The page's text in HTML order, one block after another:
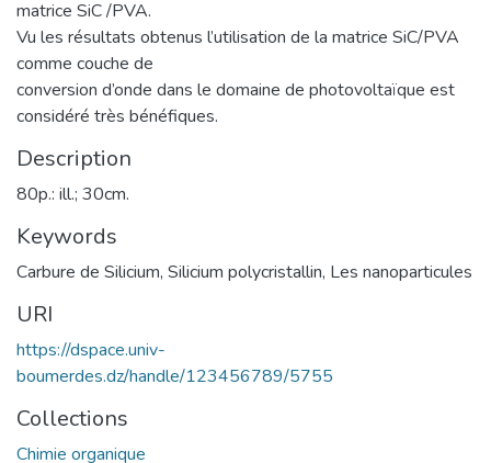
matrice SiC /PVA.
Vu les résultats obtenus l’utilisation de la matrice SiC/PVA
comme couche de
conversion d’onde dans le domaine de photovoltaïque est
considéré très bénéfiques.
Description
80p.: ill.; 30cm.
Keywords
Carbure de Silicium, Silicium polycristallin, Les nanoparticules
URI
https://dspace.univ-
boumerdes.dz/handle/123456789/5755
Collections
Chimie organique